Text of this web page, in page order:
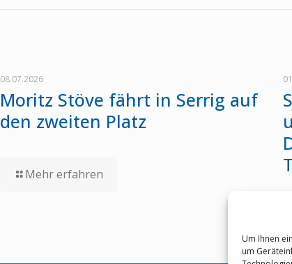
Um Ihnen
um
08.07.2026
Moritz Stöve fährt in Serrig auf
den zweiten Platz
Mehr erfahren